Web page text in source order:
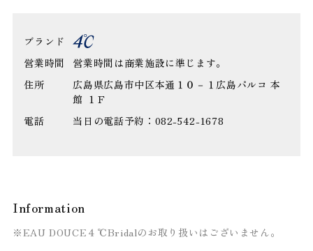
ブランド
営業時間
営業時間は商業施設に準じます。
住所
広島県広島市中区本通１０－１広島パルコ 本
館 １Ｆ
電話
当日の電話予約：082-542-1678
Information
※EAU DOUCE４℃Bridalのお取り扱いはございません。